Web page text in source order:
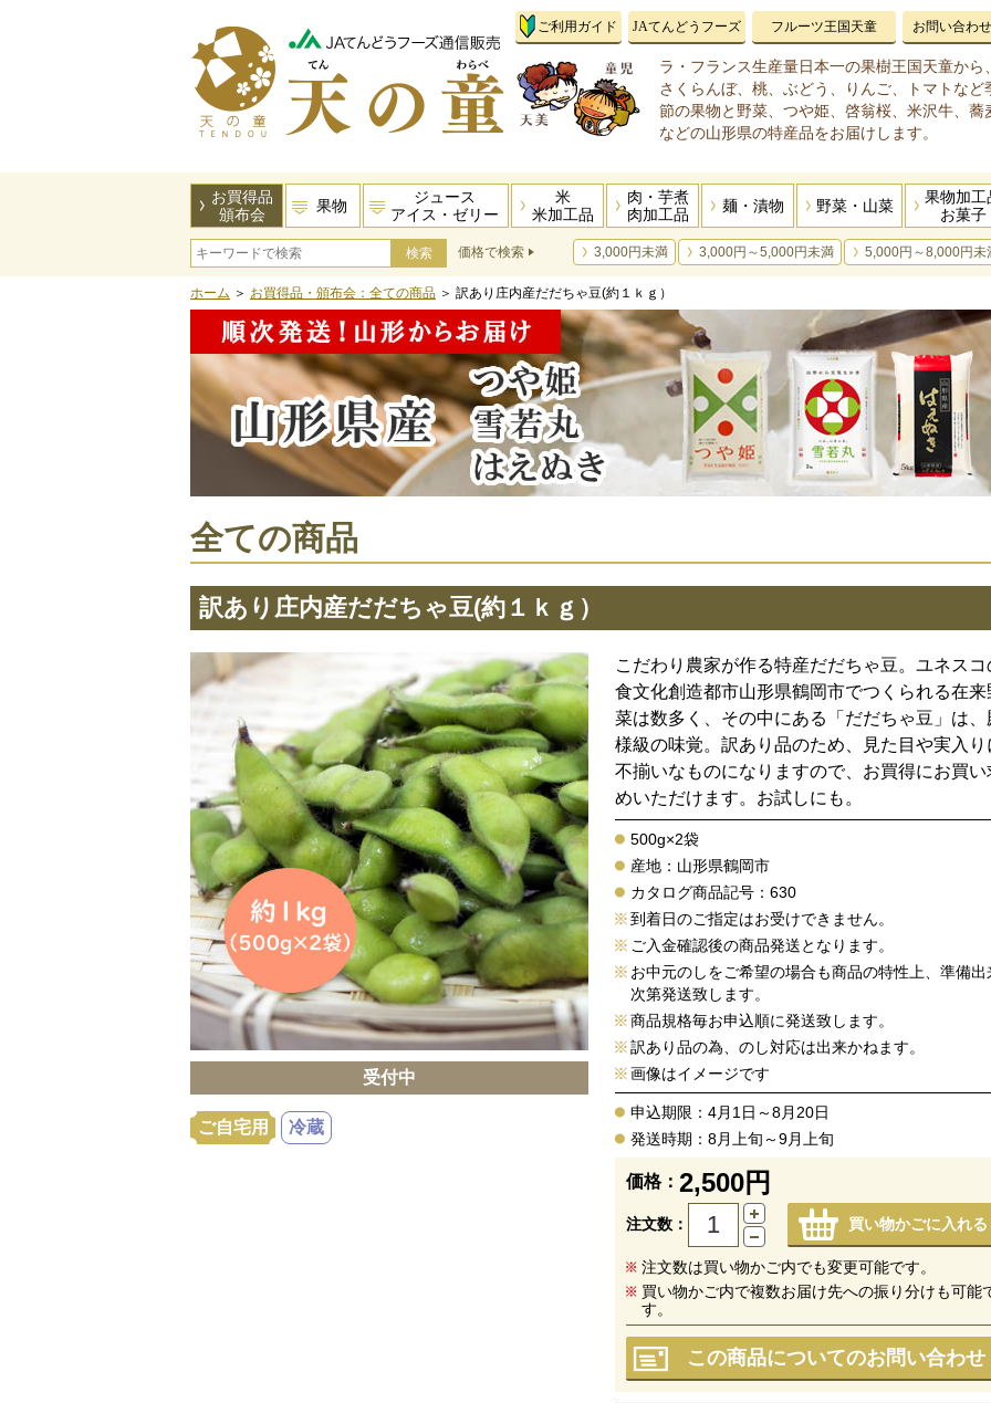
ご利用ガイド JAてんどうフーズ フルーツ王国天童 お問い合わせ
ラ・フランス生産量日本一の果樹王国天童から
さくらんぼ、桃、ぶどう、りんご、トマトなど
節の果物と野菜、つや姫、啓翁桜、米沢牛、蕎
などの山形県の特産品をお届けします。
お買得品
頒布会
果物
ジュース
アイス・ゼリー
米
米加工品
肉・芋煮
肉加工品
麺・漬物 野菜・山菜
果物加工
お菓子
価格で検索 3,000円未満 3,000円～5,000円未満 5,000円～8,000円未
ホーム ＞ お買得品・頒布会：全ての商品 ＞ 訳あり庄内産だだちゃ豆(約１ｋｇ）
全ての商品
訳あり庄内産だだちゃ豆(約１ｋｇ）
受付中
ご自宅用 冷蔵
こだわり農家が作る特産だだちゃ豆。ユネスコ
食文化創造都市山形県鶴岡市でつくられる在来
菜は数多く、その中にある「だだちゃ豆」は、
様級の味覚。訳あり品のため、見た目や実入り
不揃いなものになりますので、お買得にお買い
めいただけます。お試しにも。
500g×2袋
産地：山形県鶴岡市
カタログ商品記号：630
到着日のご指定はお受けできません。
ご入金確認後の商品発送となります。
お中元のしをご希望の場合も商品の特性上、準備出
次第発送致します。
商品規格毎お申込順に発送致します。
訳あり品の為、のし対応は出来かねます。
画像はイメージです
申込期限：4月1日～8月20日
発送時期：8月上旬～9月上旬
価格： 2,500円
注文数： 買い物かごに入れる
注文数は買い物かご内でも変更可能です。
買い物かご内で複数お届け先への振り分けも可能
す。
この商品についてのお問い合わせ